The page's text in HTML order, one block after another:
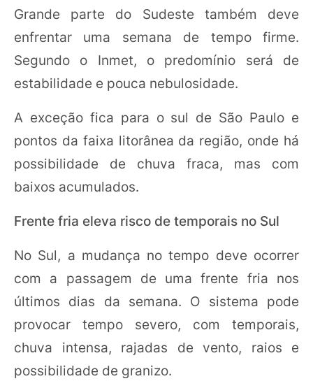
Grande parte do Sudeste também deve
enfrentar uma semana de tempo firme.
Segundo o Inmet, o predomínio será de
estabilidade e pouca nebulosidade.
A exceção fica para o sul de São Paulo e
pontos da faixa litorânea da região, onde há
possibilidade de chuva fraca, mas com
baixos acumulados.
Frente fria eleva risco de temporais no Sul
No Sul, a mudança no tempo deve ocorrer
com a passagem de uma frente fria nos
últimos dias da semana. O sistema pode
provocar tempo severo, com temporais,
chuva intensa, rajadas de vento, raios e
possibilidade de granizo.